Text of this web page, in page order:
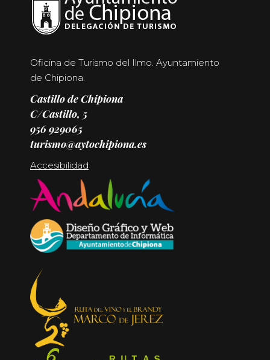
Oficina de Turismo del Ilmo. Ayuntamiento
de Chipiona.
Castillo de Chipiona
C/Castillo, 5
956 929065
turismo@aytochipiona.es
Accesibilidad